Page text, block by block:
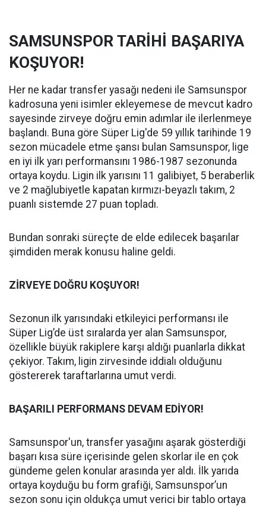
SAMSUNSPOR TARİHİ BAŞARIYA
KOŞUYOR!
Her ne kadar transfer yasağı nedeni ile Samsunspor
kadrosuna yeni isimler ekleyemese de mevcut kadro
sayesinde zirveye doğru emin adımlar ile ilerlenmeye
başlandı. Buna göre Süper Lig'de 59 yıllık tarihinde 19
sezon mücadele etme şansı bulan Samsunspor, lige
en iyi ilk yarı performansını 1986-1987 sezonunda
ortaya koydu. Ligin ilk yarısını 11 galibiyet, 5 beraberlik
ve 2 mağlubiyetle kapatan kırmızı-beyazlı takım, 2
puanlı sistemde 27 puan topladı.
Bundan sonraki süreçte de elde edilecek başarılar
şimdiden merak konusu haline geldi.
ZİRVEYE DOĞRU KOŞUYOR!
Sezonun ilk yarısındaki etkileyici performansı ile
Süper Lig’de üst sıralarda yer alan Samsunspor,
özellikle büyük rakiplere karşı aldığı puanlarla dikkat
çekiyor. Takım, ligin zirvesinde iddialı olduğunu
göstererek taraftarlarına umut verdi.
BAŞARILI PERFORMANS DEVAM EDİYOR!
Samsunspor'un, transfer yasağını aşarak gösterdiği
başarı kısa süre içerisinde gelen skorlar ile en çok
gündeme gelen konular arasında yer aldı. İlk yarıda
ortaya koyduğu bu form grafiği, Samsunspor’un
sezon sonu için oldukça umut verici bir tablo ortaya